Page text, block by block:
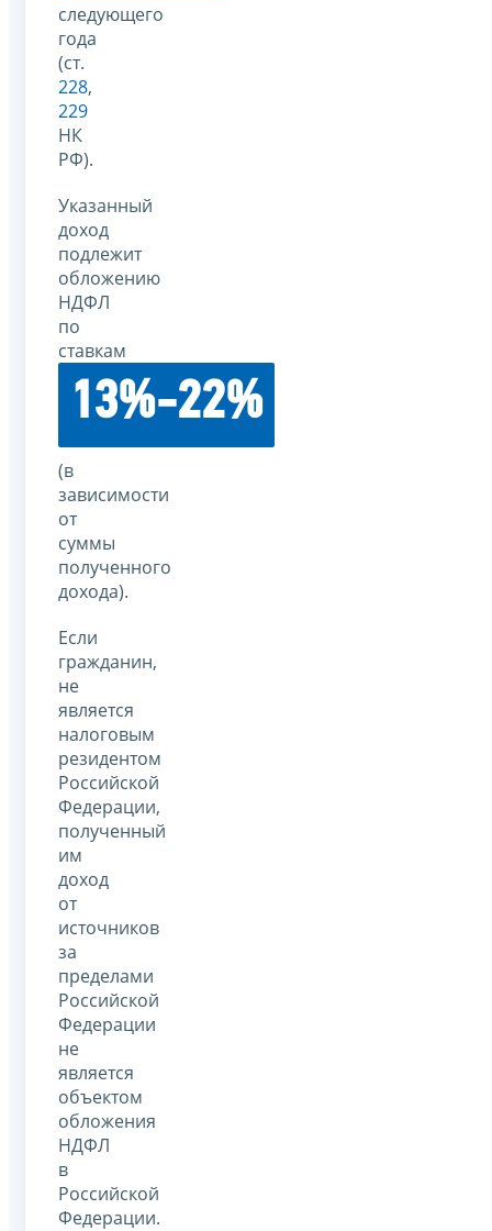
следующего
года
(ст.
228,
229
НК
РФ).
Указанный
доход
подлежит
обложению
НДФЛ
по
ставкам
13%-22%
(в
зависимости
от
суммы
полученного
дохода).
Если
гражданин,
не
является
налоговым
резидентом
Российской
Федерации,
полученный
им
доход
от
источников
за
пределами
Российской
Федерации
не
является
объектом
обложения
НДФЛ
в
Российской
Федерации.